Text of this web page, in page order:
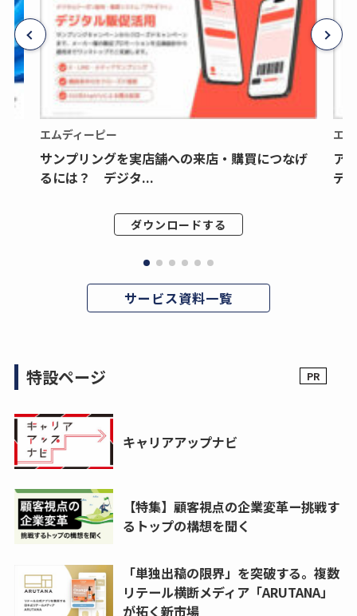
エムディーピー
サンプリングを実店舗への来店・購買につなげ
るには？ デジタ...
ダウンロードする
エ
ア
デ
サービス資料一覧
特設ページ
キャリアアップナビ
【特集】顧客視点の企業変革ー挑戦す
るトップの構想を聞く
「単独出稿の限界」を突破する。複数
リテール横断メディア「ARUTANA」
が拓く新市場